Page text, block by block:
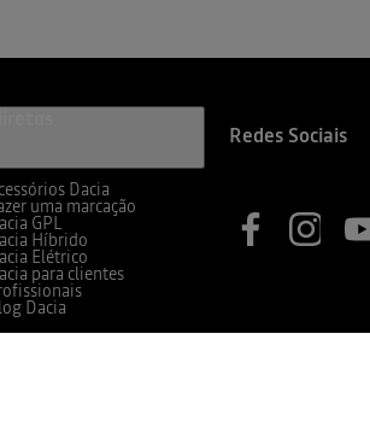
Dacia
uma marcação
GPL
Híbrido
Elétrico
para clientes
Dacia
Redes Sociais